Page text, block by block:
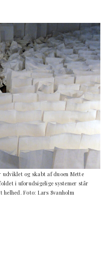
og skabt af duoen Mette
i uforudsigelige systemer står
Foto: Lars Svanholm